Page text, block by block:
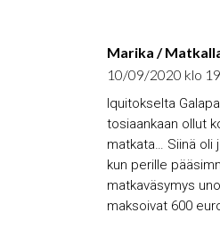
Marika /
10/09/2020 klo
Iquitokselta
tosiaankaan ollut
matkata… Siinä oli
kun perille
matkaväsymys
maksoivat 600